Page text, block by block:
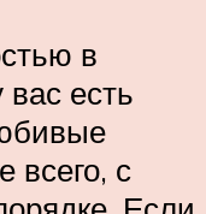
в
есть
всего, с